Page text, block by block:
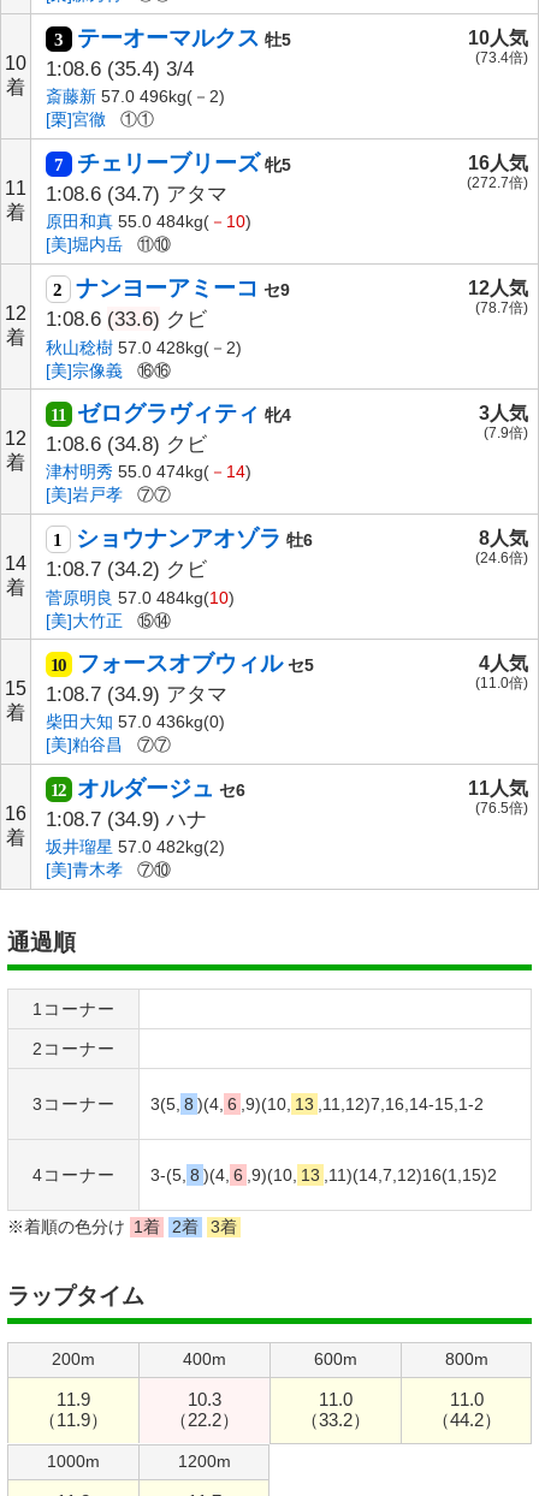
10
着
3 テーオーマルクス 牡5
1:08.6 (35.4) 3/4
斎藤新 57.0 496kg(－2)
[栗]宮徹
①①
10人気
(73.4倍)
11
着
7 チェリーブリーズ 牝5
1:08.6 (34.7) アタマ
原田和真 55.0 484kg( －10)
[美]堀内岳
⑪⑩
16人気
(272.7倍)
12
着
2 ナンヨーアミーコ セ9
1:08.6 (33.6) クビ
秋山稔樹 57.0 428kg(－2)
[美]宗像義
⑯⑯
12人気
(78.7倍)
12
着
11 ゼログラヴィティ 牝4
1:08.6 (34.8) クビ
津村明秀 55.0 474kg( －14)
[美]岩戸孝
⑦⑦
3人気
(7.9倍)
14
着
1 ショウナンアオゾラ 牡6
1:08.7 (34.2) クビ
菅原明良 57.0 484kg(10)
[美]大竹正
⑮⑭
8人気
(24.6倍)
15
着
10 フォースオブウィル セ5
1:08.7 (34.9) アタマ
柴田大知 57.0 436kg(0)
[美]粕谷昌
⑦⑦
4人気
(11.0倍)
16
着
12 オルダージュ セ6
1:08.7 (34.9) ハナ
坂井瑠星 57.0 482kg(2)
[美]青木孝
⑦⑩
11人気
(76.5倍)
通過順
1コーナー
2コーナー
3コーナー 3(5, 8 )(4, 6 ,9)(10, 13 ,11,12)7,16,14-15,1-2
4コーナー 3-(5, 8 )(4, 6 ,9)(10, 13 ,11)(14,7,12)16(1,15)2
※着順の色分け 1着 2着 3着
ラップタイム
200m
11.9
（11.9）
400m
10.3
（22.2）
600m
11.0
（33.2）
800m
11.0
（44.2）
1000m 1200m